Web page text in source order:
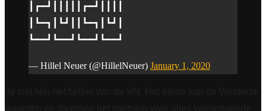
┃┏━┛┃┃┃┃┃┏━┛┃┃┃┃
┃┗━┓┃┗┛┃┃┗━┓┃┗┛┃
┗━━┛┗━━┛┗━━┛┗━━┛
— Hillel Neuer (@HillelNeuer) January 1, 2020